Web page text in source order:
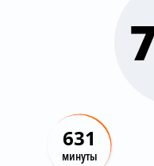
631
минуты